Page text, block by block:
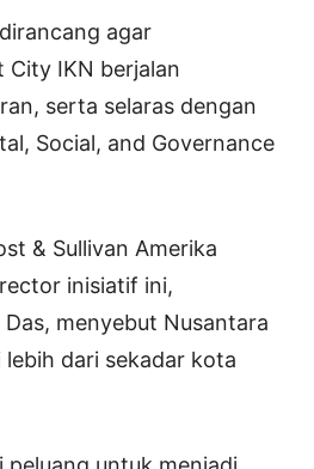
agar
City IKN berjalan
serta selaras dengan
Social, and Governance
& Sullivan Amerika
inisiatif ini,
menyebut Nusantara
dari sekadar kota